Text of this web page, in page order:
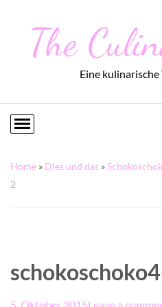
The
Eine
Home » Dies und das »
2